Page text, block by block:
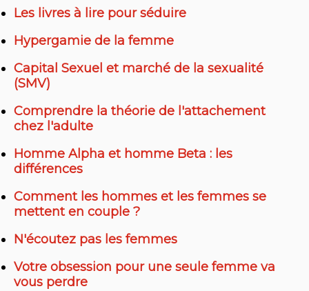
Les livres à lire pour séduire
Hypergamie de la femme
Capital Sexuel et marché de la sexualité
(SMV)
Comprendre la théorie de l'attachement
chez l'adulte
Homme Alpha et homme Beta : les
différences
Comment les hommes et les femmes se
mettent en couple ?
N'écoutez pas les femmes
Votre obsession pour une seule femme va
vous perdre